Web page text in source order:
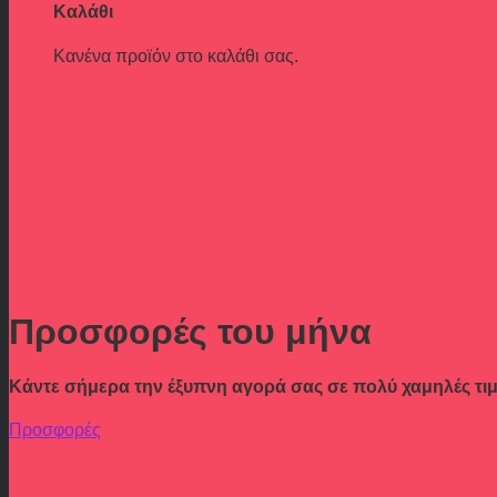
Καλάθι
Κανένα προϊόν στο καλάθι σας.
Προσφορές του μήνα
Κάντε σήμερα την έξυπνη αγορά σας σε πολύ χαμηλές
Προσφορές